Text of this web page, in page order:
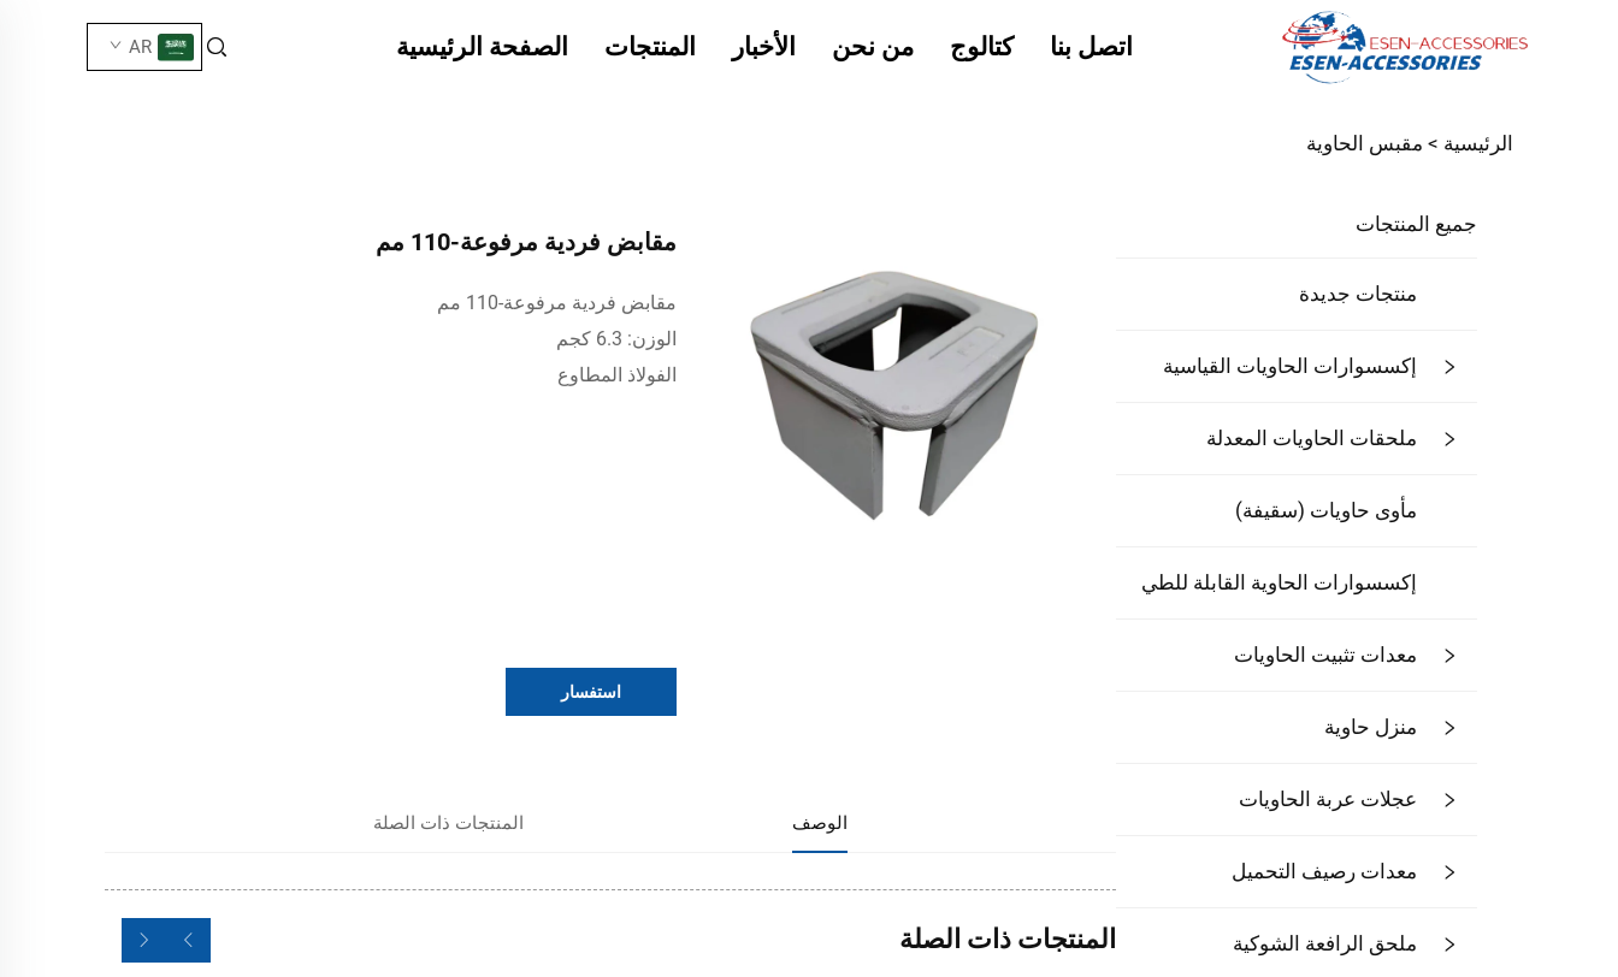
الصفحة الرئيسية المنتجات الأخبار من نحن كتالوج اتصل بنا AR
الرئيسية > مقبس الحاوية
جميع المنتجات
منتجات جديدة
إكسسوارات الحاويات القياسية
ملحقات الحاويات المعدلة
مأوى حاويات (سقيفة)
إكسسوارات الحاوية القابلة للطي
معدات تثبيت الحاويات
منزل حاوية
عجلات عربة الحاويات
معدات رصيف التحميل
ملحق الرافعة الشوكية
مقابض فردية مرفوعة-110 مم
مقابض فردية مرفوعة-110 مم
الوزن: 6.3 كجم
الفولاذ المطاوع
استفسار
الوصف المنتجات ذات الصلة
المنتجات ذات الصلة